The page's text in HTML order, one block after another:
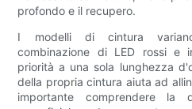
profondo e il recupero.
I modelli di cintura
combinazione di LED rossi e
priorità a una sola lunghezza
della propria cintura aiuta ad
importante comprendere la